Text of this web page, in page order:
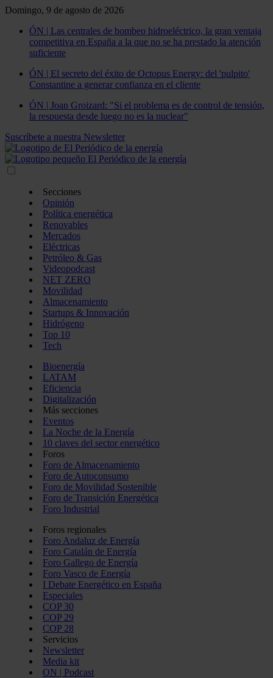
Domingo, 9 de agosto de 2026
ÓN | Las centrales de bombeo hidroeléctrico, la gran ventaja
competitiva en España a la que no se ha prestado la atención
suficiente
ÓN | El secreto del éxito de Octopus Energy: del 'pulpito'
Constantine a generar confianza en el cliente
ÓN | Joan Groizard: "Si el problema es de control de tensión,
la respuesta desde luego no es la nuclear"
Suscríbete a nuestra Newsletter
Secciones
Opinión
Política energética
Renovables
Mercados
Eléctricas
Petróleo & Gas
Videopodcast
NET ZERO
Movilidad
Almacenamiento
Startups & Innovación
Hidrógeno
Top 10
Tech
Bioenergía
LATAM
Eficiencia
Digitalización
Más secciones
Eventos
La Noche de la Energía
10 claves del sector energético
Foros
Foro de Almacenamiento
Foro de Autoconsumo
Foro de Movilidad Sostenible
Foro de Transición Energética
Foro Industrial
Foros regionales
Foro Andaluz de Energía
Foro Catalán de Energía
Foro Gallego de Energía
Foro Vasco de Energía
I Debate Energético en España
Especiales
COP 30
COP 29
COP 28
Servicios
Newsletter
Media kit
ON | Podcast